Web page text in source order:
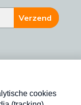
Verzend